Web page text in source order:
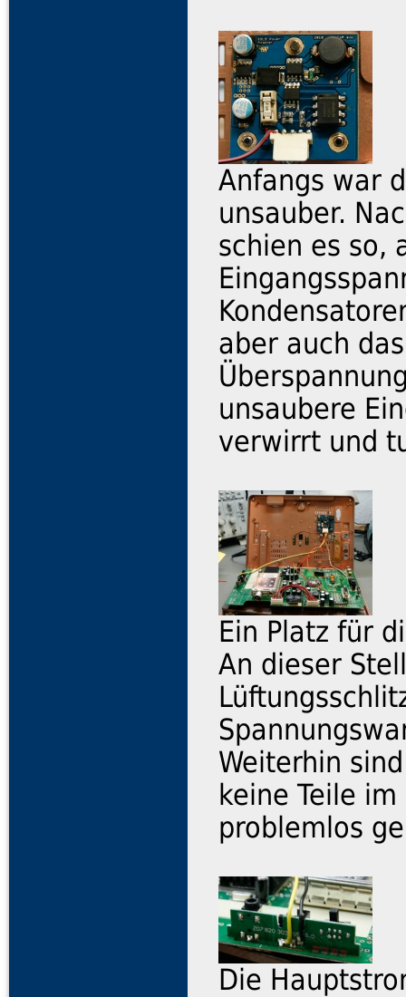
Anfangs war
unsauber.
schien es so,
aber auch
unsaubere
verwirrt und
Ein Platz für
An dieser
Weiterhin
keine Teile
problemlos
Die